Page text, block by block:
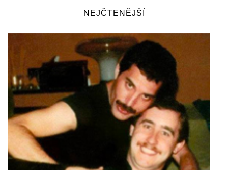
NEJČTENĚJŠÍ